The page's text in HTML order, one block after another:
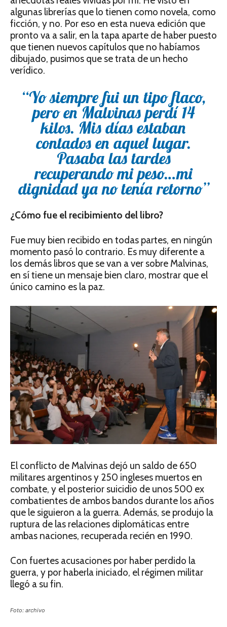
algunas librerías que lo tienen como novela, como
ficción, y no. Por eso en esta nueva edición que
pronto va a salir, en la tapa aparte de haber puesto
que tienen nuevos capítulos que no habíamos
dibujado, pusimos que se trata de un hecho
verídico.
“Yo siempre fui un tipo flaco,
pero en Malvinas perdí 14
kilos. Mis días estaban
contados en aquel lugar.
Pasaba las tardes
recuperando mi peso…mi
dignidad ya no tenía retorno”
¿Cómo fue el recibimiento del libro?
Fue muy bien recibido en todas partes, en ningún
momento pasó lo contrario. Es muy diferente a
los demás libros que se van a ver sobre Malvinas,
en sí tiene un mensaje bien claro, mostrar que el
único camino es la paz.
El conflicto de Malvinas dejó un saldo de 650
militares argentinos y 250 ingleses muertos en
combate, y el posterior suicidio de unos 500 ex
combatientes de ambos bandos durante los años
que le siguieron a la guerra. Además, se produjo la
ruptura de las relaciones diplomáticas entre
ambas naciones, recuperada recién en 1990.
Con fuertes acusaciones por haber perdido la
guerra, y por haberla iniciado, el régimen militar
llegó a su fin.
Foto: archivo